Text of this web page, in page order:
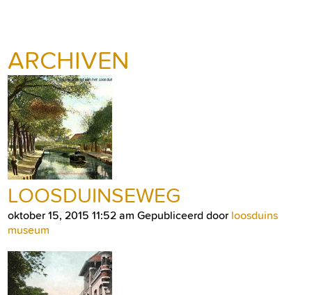
ARCHIVEN
LOOSDUINSEWEG
oktober 15, 2015 11:52 am Gepubliceerd door loosduins
museum